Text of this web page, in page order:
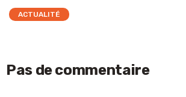
ACTUALITÉ
Pas de commentaire